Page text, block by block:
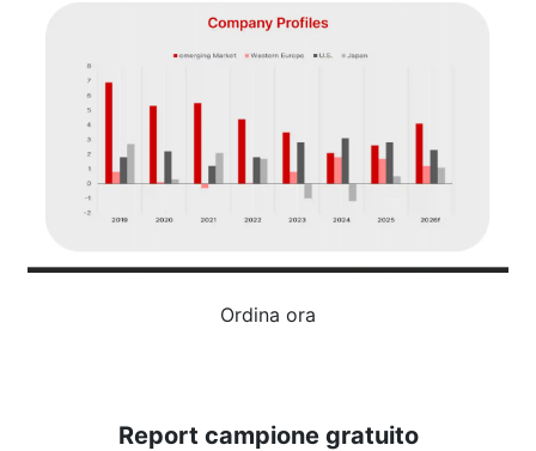
Ordina ora
Report campione gratuito